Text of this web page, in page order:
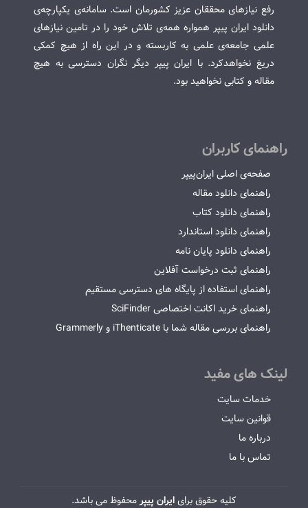
رفع نیازهای محققان عزیز کشورمان است. سامانه‌ی یکپارچه‌ی
دانلود ایران پیپر همواره همه‌ی تلاش خود را در تامین نیازهای
علمی جامعه‌ی علمی به کاربسته و در این راه از هیچ کمکی
دریغ نخواهدکرد. با ایران پیپر دیگر نگران دسترسی به هیچ
مقاله و کتابی نخواهید بود.
راهنمای کاربران
صفحه‌ی اصلی ایران‌پیپر
راهنمای دانلود مقاله
راهنمای دانلود کتاب
راهنمای دانلود استاندارد
راهنمای دانلود پایان نامه
راهنمای ثبت درخواست آفلاین
راهنمای استفاده از پایگاه های دسترسی مستقیم
راهنمای خرید اکانت اختصاصی SciFinder
راهنمای بررسی مقاله شما با iThenticate و Grammerly
لینک های مفید
خدمات سایت
قوانین سایت
درباره ما
تماس با ما
کلیه حقوق برایایران پیپرمحفوظ می باشد.